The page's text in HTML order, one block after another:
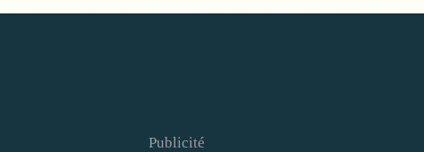
Publicité